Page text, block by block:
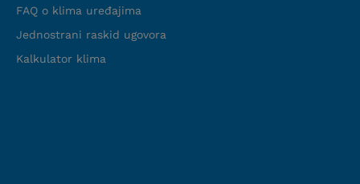
FAQ o klima uređajima
Jednostrani raskid ugovora
Kalkulator klima